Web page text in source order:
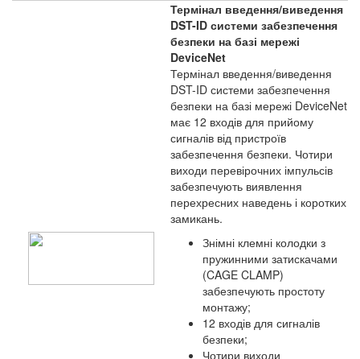
Термінал введення/виведення
DST-ID системи забезпечення
безпеки на базі мережі
DeviceNet
Термінал введення/виведення
DST-ID системи забезпечення
безпеки на базі мережі DeviceNet
має 12 входів для прийому
сигналів від пристроїв
забезпечення безпеки. Чотири
виходи перевірочних імпульсів
забезпечують виявлення
перехресних наведень і коротких
замикань.
Знімні клемні колодки з
пружинними затискачами
(CAGE CLAMP)
забезпечують простоту
монтажу;
12 входів для сигналів
безпеки;
Чотири виходи